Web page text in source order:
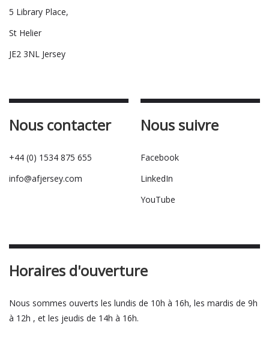
5 Library Place,
St Helier
JE2 3NL Jersey
Nous contacter
+44 (0) 1534 875 655
info@afjersey.com
Nous suivre
Facebook
LinkedIn
YouTube
Horaires d'ouverture
Nous sommes ouverts les lundis de 10h à 16h, les mardis de 9h
à 12h , et les jeudis de 14h à 16h.